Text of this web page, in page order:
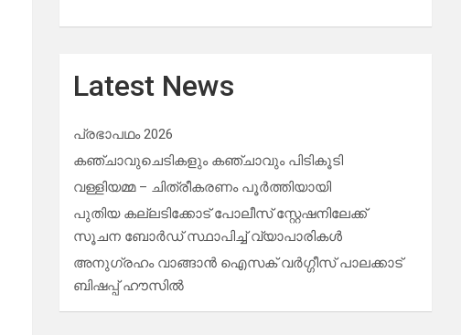
Latest News
പ്രഭാപഥം 2026
കഞ്ചാവുചെടികളും കഞ്ചാവും പിടികൂടി
വള്ളിയമ്മ – ചിത്രീകരണം പൂർത്തിയായി
പുതിയ കല്ലടിക്കോട് പോലീസ് സ്റ്റേഷനിലേക്ക്
സൂചന ബോർഡ് സ്ഥാപിച്ച് വ്യാപാരികൾ
അനുഗ്രഹം വാങ്ങാൻ ഐസക് വര്‍ഗ്ഗീസ് പാലക്കാട്
ബിഷപ്പ് ഹൗസില്‍